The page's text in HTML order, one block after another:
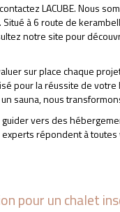
LACUBE. Nous
à 6 route de
notre site pour
sur place chaque
pour la réussite de
sauna, nous
vers des
répondent à toutes
pour un chalet